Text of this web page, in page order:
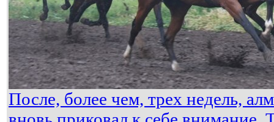
После, более чем, трех недель,